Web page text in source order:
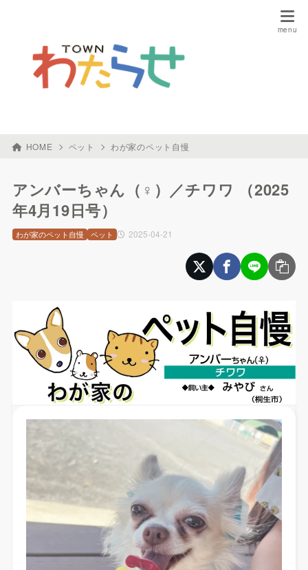
HOME ペット わが家のペット自慢
アンバーちゃん（♀）／チワワ （2025
年4月19日号）
2025-04-21
わが家のペット自慢 ペット